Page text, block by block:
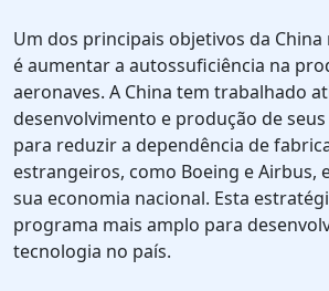
Um dos principais objetivos da
é aumentar a autossuficiência na
aeronaves. A China tem trabalhado
desenvolvimento e produção de
para reduzir a dependência de
estrangeiros, como Boeing e Airbus,
sua economia nacional. Esta
programa mais amplo para
tecnologia no país.